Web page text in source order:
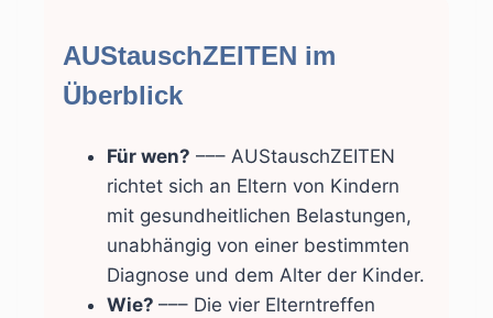
AUStauschZEITEN im
Überblick
Für wen? ––– AUStauschZEITEN
richtet sich an Eltern von Kindern
mit gesundheitlichen Belastungen,
unabhängig von einer bestimmten
Diagnose und dem Alter der Kinder.
Wie? ––– Die vier Elterntreffen